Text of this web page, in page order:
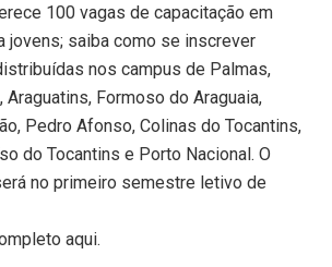
100 vagas de capacitação em
jovens; saiba como se inscrever
nos campus de Palmas,
Araguatins, Formoso do Araguaia,
Pedro Afonso, Colinas do Tocantins,
do Tocantins e Porto Nacional. O
no primeiro semestre letivo de
aqui.